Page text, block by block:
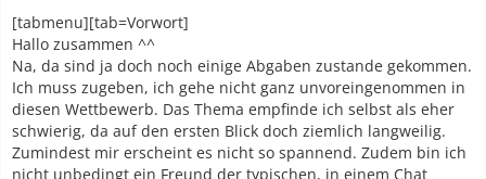
[tabmenu][tab=Vorwort]
Hallo zusammen ^^
Na, da sind ja doch noch einige Abgaben zustande gekommen.
Ich muss zugeben, ich gehe nicht ganz unvoreingenommen in
diesen Wettbewerb. Das Thema empfinde ich selbst als eher
schwierig, da auf den ersten Blick doch ziemlich langweilig.
Zumindest mir erscheint es nicht so spannend. Zudem bin ich
nicht unbedingt ein Freund der typischen, in einem Chat